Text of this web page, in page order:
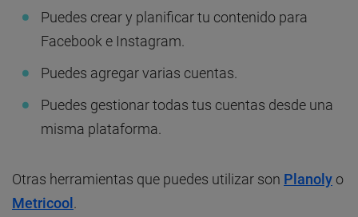
Puedes crear y planificar tu contenido para
Facebook e Instagram.
Puedes agregar varias cuentas.
Puedes gestionar todas tus cuentas desde una
misma plataforma.
Otras herramientas que puedes utilizar son Planoly o
Metricool .